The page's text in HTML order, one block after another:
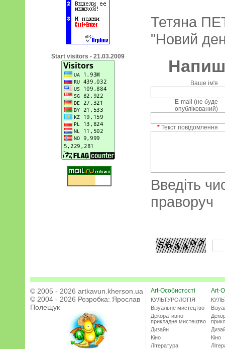
Start visitors - 21.03.2009
Тетяна
"Новий
Ваше ім'я
E-mail (не буде
опублікований)
* Текст повідомлення
Введіть
праворуч
© 2005 - 2026 artkavun.kherson.ua
© 2004 - 2026 Розробка: Ярослав
Полещук
Art-Особистості
КУЛЬТУРОЛОГІЯ
Візуальне мистецтво
Декоративно-
прикладне мистецтво
Дизайн
Кіно
Література
Art-
Кіно